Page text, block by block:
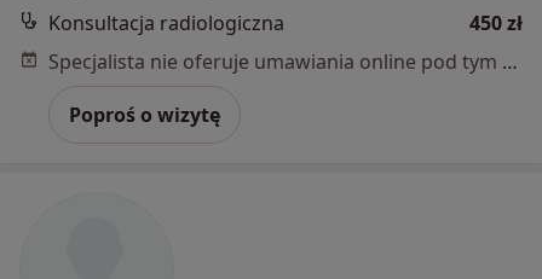
Konsultacja radiologiczna
450 zł
Specjalista nie oferuje umawiania online pod tym adresem.
Poproś o wizytę